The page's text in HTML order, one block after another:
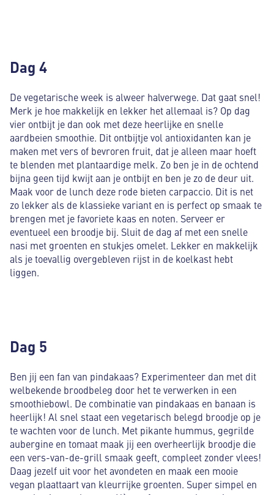
Dag 4
De vegetarische week is alweer halverwege. Dat gaat snel!
Merk je hoe makkelijk en lekker het allemaal is? Op dag
vier ontbijt je dan ook met deze heerlijke en snelle
aardbeien smoothie. Dit ontbijtje vol antioxidanten kan je
maken met vers of bevroren fruit, dat je alleen maar hoeft
te blenden met plantaardige melk. Zo ben je in de ochtend
bijna geen tijd kwijt aan je ontbijt en ben je zo de deur uit.
Maak voor de lunch deze rode bieten carpaccio. Dit is net
zo lekker als de klassieke variant en is perfect op smaak te
brengen met je favoriete kaas en noten. Serveer er
eventueel een broodje bij. Sluit de dag af met een snelle
nasi met groenten en stukjes omelet. Lekker en makkelijk
als je toevallig overgebleven rijst in de koelkast hebt
liggen.
Dag 5
Ben jij een fan van pindakaas? Experimenteer dan met dit
welbekende broodbeleg door het te verwerken in een
smoothiebowl. De combinatie van pindakaas en banaan is
heerlijk! Al snel staat een vegetarisch belegd broodje op je
te wachten voor de lunch. Met pikante hummus, gegrilde
aubergine en tomaat maak jij een overheerlijk broodje die
een vers-van-de-grill smaak geeft, compleet zonder vlees!
Daag jezelf uit voor het avondeten en maak een mooie
vegan plaattaart van kleurrijke groenten. Super simpel en